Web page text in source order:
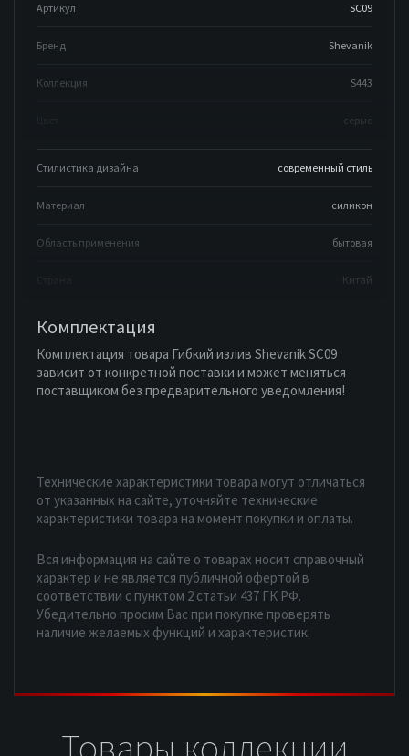
Артикул SC09
Бренд Shevanik
Коллекция S443
серые
Стилистика дизайна современный стиль
Материал силикон
Область применения бытовая
Китай
Комплектация
Комплектация товара Гибкий излив Shevanik SC09
зависит от конкретной поставки и может меняться
поставщиком без предварительного уведомления!
Технические характеристики товара могут отличаться
от указанных на сайте, уточняйте технические
характеристики товара на момент покупки и оплаты.
Вся информация на сайте о товарах носит справочный
характер и не является публичной офертой в
соответствии с пунктом 2 статьи 437 ГК РФ.
Убедительно просим Вас при покупке проверять
наличие желаемых функций и характеристик.